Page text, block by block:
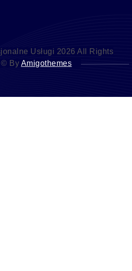
Usługi 2026 All Rights
© By Amigothemes